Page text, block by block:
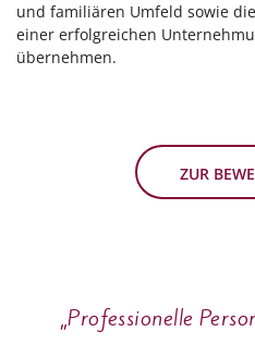
und familiären Umfeld sowie
einer erfolgreichen
übernehmen.
ZUR
„Professionelle